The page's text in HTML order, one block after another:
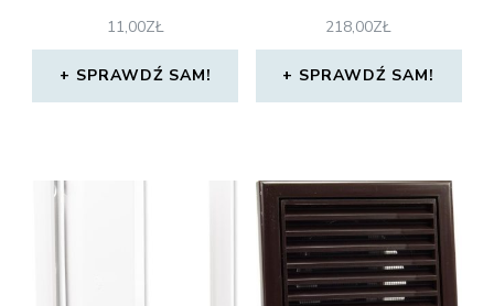
11,00ZŁ
SPRAWDŹ SAM!
218,00ZŁ
SPRAWDŹ SAM!